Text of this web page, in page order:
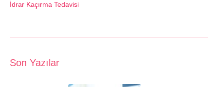
İdrar Kaçırma Tedavisi
Son Yazılar